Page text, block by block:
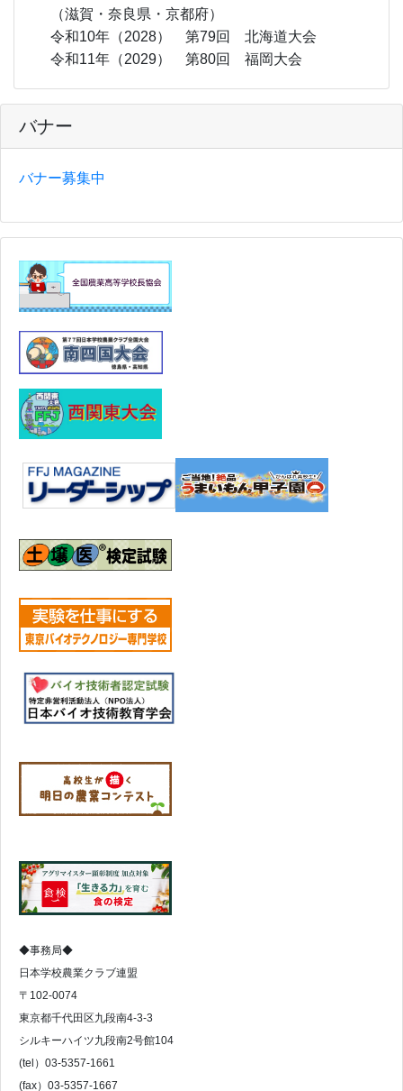
バナー
バナー募集中
◆事務局◆
日本学校農業クラブ連盟
〒102-0074
東京都千代田区九段南4-3-3
シルキーハイツ九段南2号館104
(tel）03-5357-1661
(fax）03-5357-1667
（滋賀・奈良県・京都府）
令和10年（2028） 第79回 北海道大会
令和11年（2029） 第80回 福岡大会